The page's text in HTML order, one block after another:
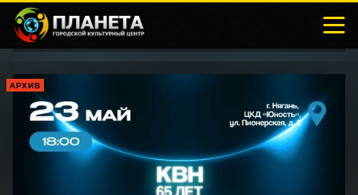
АРХИВ